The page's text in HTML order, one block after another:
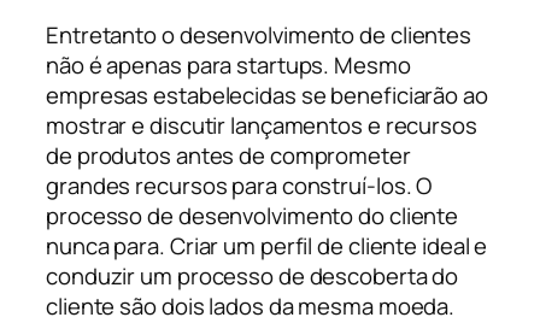
Entretantoo desenvolvimento de clientes
não é apenas para startups. Mesmo
empresas estabelecidas se beneficiarão ao
mostrar e discutir lançamentos e recursos
de produtos antes de comprometer
grandes recursos para construí-los. O
processo de desenvolvimento do cliente
nunca para. Criar um perfil de cliente ideal e
conduzir um processo de descoberta do
cliente são dois lados da mesma moeda.